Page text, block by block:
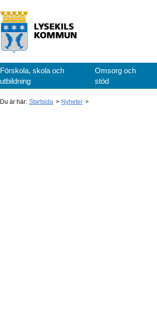
Förskola, skola och
utbildning
Omsorg och
stöd
Du är här: Startsida Nyheter